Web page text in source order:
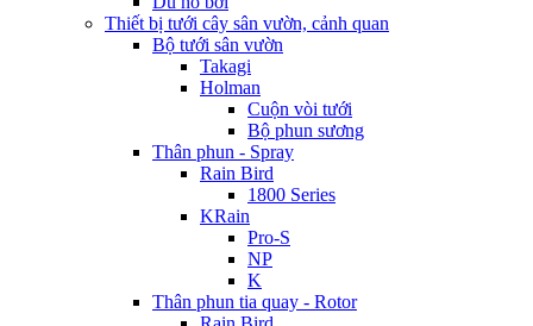
Thiết bị tưới cây sân vườn, cảnh quan
Bộ tưới sân vườn
Takagi
Holman
Cuộn vòi tưới
Bộ phun sương
Thân phun - Spray
Rain Bird
1800 Series
KRain
Pro-S
NP
K
Thân phun tia quay - Rotor